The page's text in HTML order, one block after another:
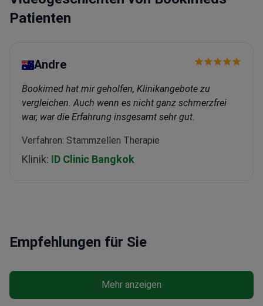
Patienten
Andre
Bookimed hat mir geholfen, Klinikangebote zu
vergleichen. Auch wenn es nicht ganz schmerzfrei
war, war die Erfahrung insgesamt sehr gut.
Verfahren: Stammzellen Therapie
Klinik: ID Clinic Bangkok
Empfehlungen für Sie
Mehr anzeigen